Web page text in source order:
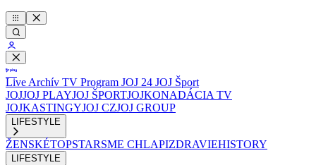
Live Archív TV Program JOJ 24 JOJ Šport
JOJJOJ PLAYJOJ ŠPORTJOJKONADÁCIA TV
JOJKASTINGYJOJ CZJOJ GROUP
LIFESTYLE
ŽENSKÉTOPSTARSME CHLAPIZDRAVIEHISTORY
LIFESTYLE